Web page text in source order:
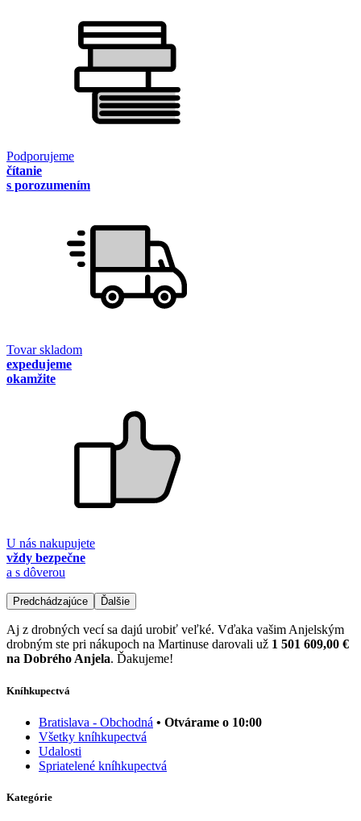
Podporujeme
čítanie
s porozumením
Tovar skladom
expedujeme
okamžite
U nás nakupujete
vždy bezpečne
a s dôverou
Predchádzajúce Ďalšie
Aj z drobných vecí sa dajú urobiť veľké. Vďaka vašim Anjelským
drobným ste pri nákupoch na Martinuse darovali už 1 501 609,00 €
na Dobrého Anjela. Ďakujeme!
Kníhkupectvá
Bratislava - Obchodná • Otvárame o 10:00
Všetky kníhkupectvá
Udalosti
Spriatelené kníhkupectvá
Kategórie